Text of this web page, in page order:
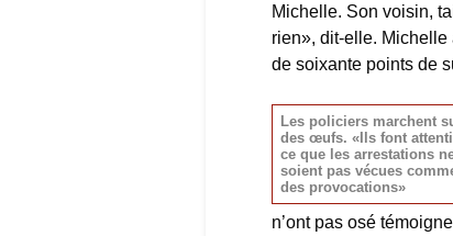
Michelle. Son voisin,
rien», dit-elle.
de soixante points de
Les policiers marchent
des œufs. «Ils font
ce que les arrestations
soient pas vécues
des provocations»
n’ont pas osé